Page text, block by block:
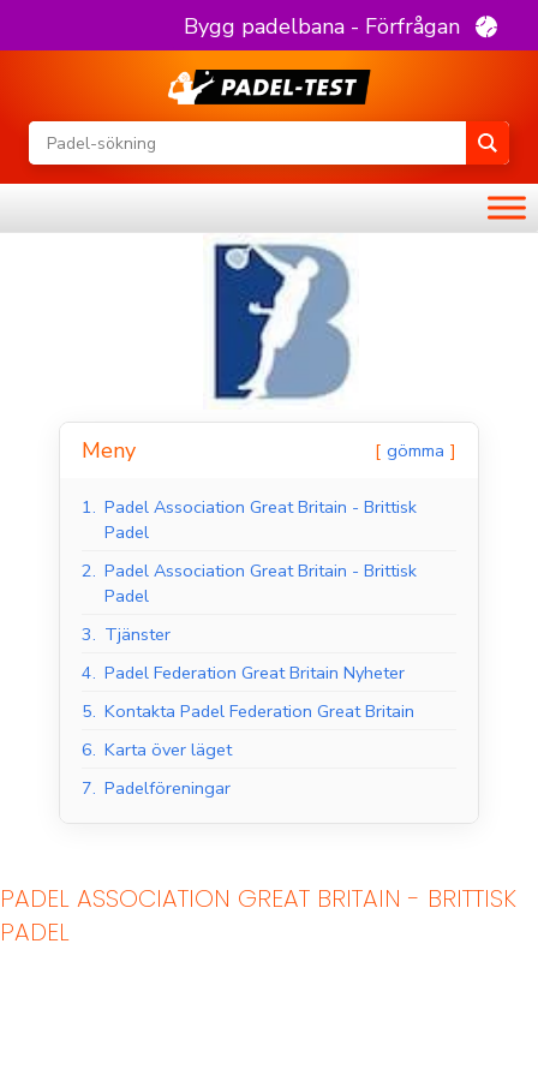
Bygg padelbana - Förfrågan
Meny gömma
1. Padel Association Great Britain - Brittisk
Padel
2. Padel Association Great Britain - Brittisk
Padel
3. Tjänster
4. Padel Federation Great Britain Nyheter
5. Kontakta Padel Federation Great Britain
6. Karta över läget
7. Padelföreningar
PADEL ASSOCIATION GREAT BRITAIN - BRITTISK
PADEL